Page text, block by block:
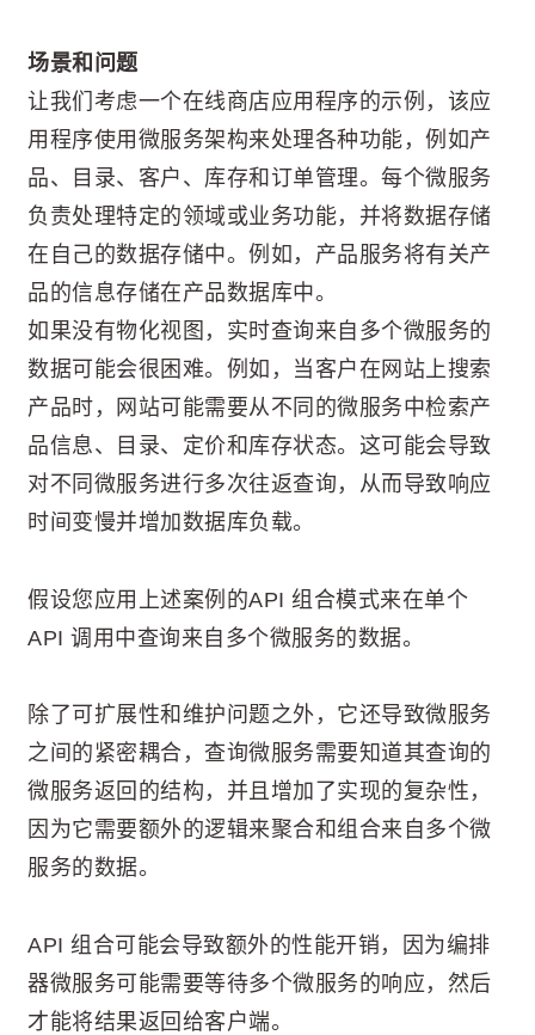
场景和问题
让我们考虑一个在线商店应用程序的示例，该应
用程序使用微服务架构来处理各种功能，例如产
品、目录、客户、库存和订单管理。每个微服务
负责处理特定的领域或业务功能，并将数据存储
在自己的数据存储中。例如，产品服务将有关产
品的信息存储在产品数据库中。
如果没有物化视图，实时查询来自多个微服务的
数据可能会很困难。例如，当客户在网站上搜索
产品时，网站可能需要从不同的微服务中检索产
品信息、目录、定价和库存状态。这可能会导致
对不同微服务进行多次往返查询，从而导致响应
时间变慢并增加数据库负载。
假设您应用上述案例的API 组合模式来在单个
API 调用中查询来自多个微服务的数据。
除了可扩展性和维护问题之外，它还导致微服务
之间的紧密耦合，查询微服务需要知道其查询的
微服务返回的结构，并且增加了实现的复杂性，
因为它需要额外的逻辑来聚合和组合来自多个微
服务的数据。
API 组合可能会导致额外的性能开销，因为编排
器微服务可能需要等待多个微服务的响应，然后
才能将结果返回给客户端。